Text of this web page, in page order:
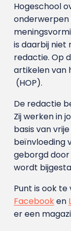
Hogeschool
onderwerpen
is daarbij niet
redactie. Op
artikelen van
(HOP).
De redactie
Zij werken in
basis van
beïnvloeding
geborgd
wordt
Punt is ook te
Facebooken
er een